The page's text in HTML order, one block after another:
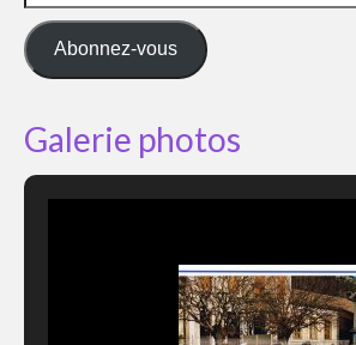
e-
mail
Abonnez-vous
Galerie photos